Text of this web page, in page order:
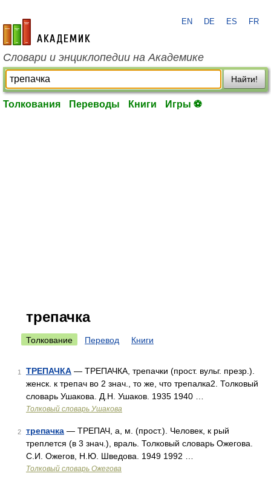
academic.ru
EN DE ES FR
Словари и энциклопедии на Академике
Найти!
Толкования Переводы Книги Игры ⚽
трепачка
Толкование Перевод Книги
1 ТРЕПАЧКА — ТРЕПАЧКА, трепачки (прост. вульг. презр.).
женск. к трепач во 2 знач., то же, что трепалка2. Толковый
словарь Ушакова. Д.Н. Ушаков. 1935 1940 …
Толковый словарь Ушакова
2 трепачка — ТРЕПАЧ, а, м. (прост.). Человек, к рый
треплется (в 3 знач.), враль. Толковый словарь Ожегова.
С.И. Ожегов, Н.Ю. Шведова. 1949 1992 …
Толковый словарь Ожегова